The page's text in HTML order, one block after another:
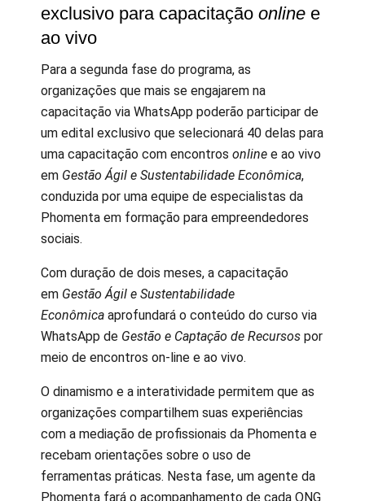
exclusivo para capacitação online e
ao vivo
Para a segunda fase do programa, as
organizações que mais se engajarem na
capacitação via WhatsApp poderão participar de
um edital exclusivo que selecionará 40 delas para
uma capacitação com encontros online e ao vivo
em Gestão Ágil e Sustentabilidade Econômica,
conduzida por uma equipe de especialistas da
Phomenta em formação para empreendedores
sociais.
Com duração de dois meses, a capacitação
em Gestão Ágil e Sustentabilidade
Econômica aprofundará o conteúdo do curso via
WhatsApp de Gestão e Captação de Recursos por
meio de encontros on-line e ao vivo.
O dinamismo e a interatividade permitem que as
organizações compartilhem suas experiências
com a mediação de profissionais da Phomenta e
recebam orientações sobre o uso de
ferramentas práticas. Nesta fase, um agente da
Phomenta fará o acompanhamento de cada ONG